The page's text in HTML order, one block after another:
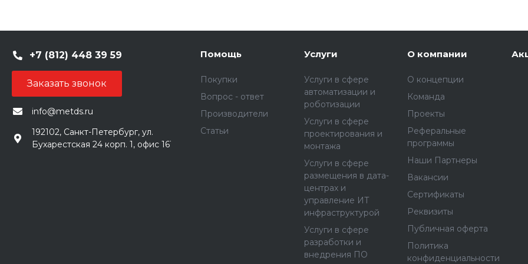
+7 (812) 448 39 59
Заказать звонок
info@metds.ru
192102, Санкт-Петербург, ул.
Бухарестская 24 корп. 1, офис 161
Помощь
Покупки
Вопрос - ответ
Производители
Статьи
Услуги
Услуги в сфере
автоматизации и
роботизации
Услуги в сфере
проектирования и
монтажа
Услуги в сфере
размещения в дата-
центрах и
управление ИТ
инфраструктурой
Услуги в сфере
разработки и
внедрения ПО
О компании
О концепции
Команда
Проекты
Реферальные
программы
Наши Партнеры
Вакансии
Сертификаты
Реквизиты
Публичная оферта
Политика
конфиденциальности